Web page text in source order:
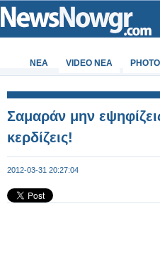
ΝΕΑ VIDEO NEA
Σαμαράν μην
κερδίζεις!
2012-03-31 20:27:04